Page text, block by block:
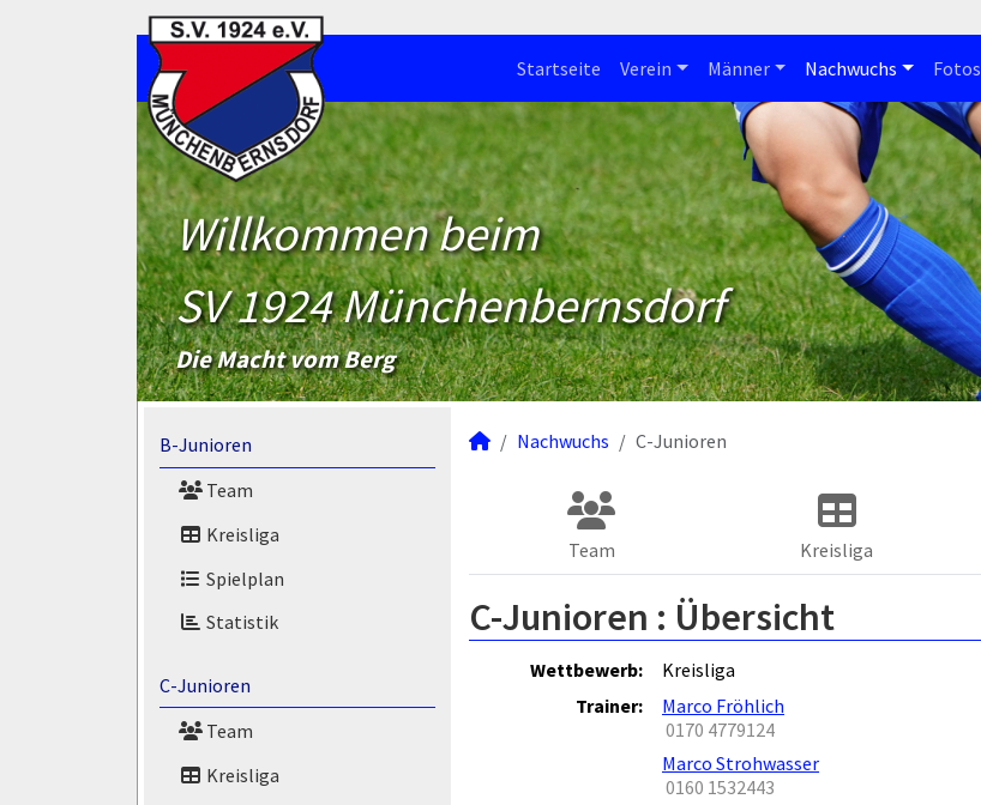
Startseite Verein Männer Nachwuchs Fotos
Willkommen beim
SV 1924 Münchenbernsdorf
Die Macht vom Berg
B-Junioren
Team
Kreisliga
Spielplan
Statistik
C-Junioren
Team
Kreisliga
Nachwuchs C-Junioren
Team Kreisliga
C-Junioren : Übersicht
Wettbewerb:
Kreisliga
Trainer:
Marco Fröhlich
0170 4779124
Marco Strohwasser
0160 1532443